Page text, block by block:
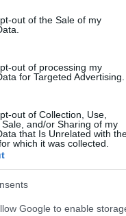
out of the Sale of my
out of processing my
for Targeted Advertising.
out of Collection, Use,
and/or Sharing of my
that Is Unrelated with
which it was collected.
Google to enable
Malu